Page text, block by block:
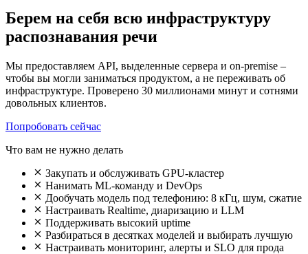
Берем на себя всю инфраструктуру
распознавания речи
Мы предоставляем API, выделенные сервера и on-premise –
чтобы вы могли заниматься продуктом, а не переживать об
инфраструктуре. Проверено 30 миллионами минут и сотнями
довольных клиентов.
Попробовать сейчас
Что вам не нужно делать
Закупать и обслуживать GPU-кластер
Нанимать ML-команду и DevOps
Дообучать модель под телефонию: 8 кГц, шум, сжатие
Настраивать Realtime, диаризацию и LLM
Поддерживать высокий uptime
Разбираться в десятках моделей и выбирать лучшую
Настраивать мониторинг, алерты и SLO для прода